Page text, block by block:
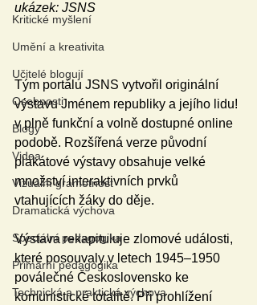
Kritické myšlení
Umění a kreativita
Učitelé blogují
Osobnosti
Blogy
Videa
Vizuální gramotnost
Dramatická výchova
Speciální pedagogika
Primární pedagogika
Technická a praktická výchova
ukázek: JSNS
Tým portálu JSNS vytvořil originální
výstavu Jménem republiky a jejího lidu!
v plně funkční a volně dostupné online
podobě. Rozšířená verze původní
plakátové výstavy obsahuje velké
množství interaktivních prvků
vtahujících žáky do děje.
Výstava rekapituluje zlomové události,
které posouvaly v letech 1945–1950
poválečné Československo ke
komunistické totalitě. Při prohlížení